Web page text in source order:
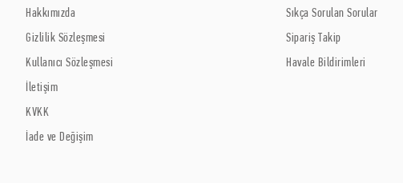
Hakkımızda
Gizlilik Sözleşmesi
Kullanıcı Sözleşmesi
İletişim
KVKK
İade ve Değişim
Sıkça Sorulan Sorular
Sipariş Takip
Havale Bildirimleri